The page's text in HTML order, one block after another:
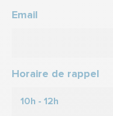
Email
Horaire de rappel
10h - 12h